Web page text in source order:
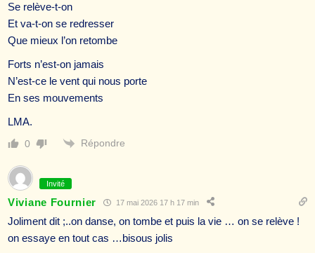
Se relève-t-on
Et va-t-on se redresser
Que mieux l’on retombe
Forts n’est-on jamais
N’est-ce le vent qui nous porte
En ses mouvements
LMA.
0 Répondre
Invité
Viviane Fournier 17 mai 2026 17 h 17 min
Joliment dit ;..on danse, on tombe et puis la vie … on se relève !
on essaye en tout cas …bisous jolis